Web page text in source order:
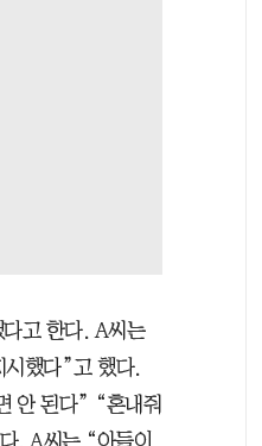
고 한다. A씨는
시했다”고 했다.
안 된다” “혼내줘
. A씨는 “아들이